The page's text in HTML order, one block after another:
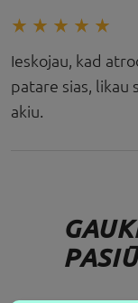
Ieskojau, kad
patare sias, likau
akiu.